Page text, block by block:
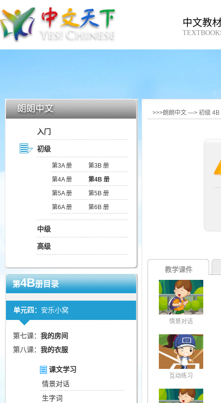
中文教
入门
初级
第3A 册
第3B 册
第4A 册
第4B 册
第5A 册
第5B 册
第6A 册
第6B 册
中级
高级
第4B册目录
单元四： 安乐小窝
第七课： 我的房间
第八课： 我的衣服
课文学习
情景对话
生字词
>>>朗朗中文 —> 初级
教学课件
情景对话
互动练习